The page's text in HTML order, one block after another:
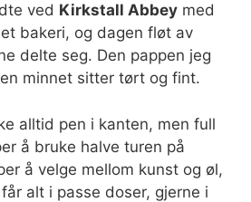
ved Kirkstall Abbey med
bakeri, og dagen fløt av
delte seg. Den pappen jeg
minnet sitter tørt og fint.
alltid pen i kanten, men full
å bruke halve turen på
å velge mellom kunst og øl,
alt i passe doser, gjerne i